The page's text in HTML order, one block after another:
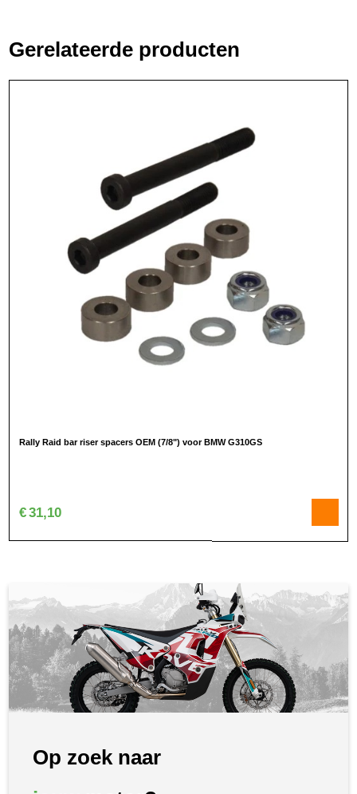
Gerelateerde producten
Rally Raid bar riser spacers OEM (7/8") voor BMW G310GS
€31,10
Op zoek naar